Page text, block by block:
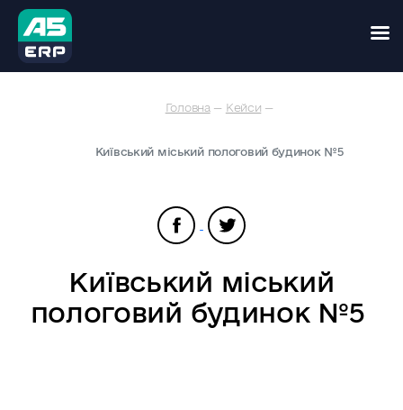
Головна — Кейси —
Київський міський пологовий будинок №5
Київський міський
пологовий будинок №5